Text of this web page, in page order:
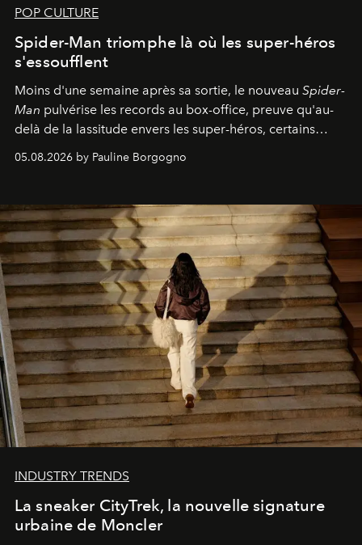
POP CULTURE
Spider-Man triomphe là où les super-héros
s'essoufflent
Moins d'une semaine après sa sortie, le nouveau Spider-
Man pulvérise les records au box-office, preuve qu'au-
delà de la lassitude envers les super-héros, certains
personnages continuent de susciter une ferveur intacte.
05.08.2026 by Pauline Borgogno
INDUSTRY TRENDS
La sneaker CityTrek, la nouvelle signature
urbaine de Moncler